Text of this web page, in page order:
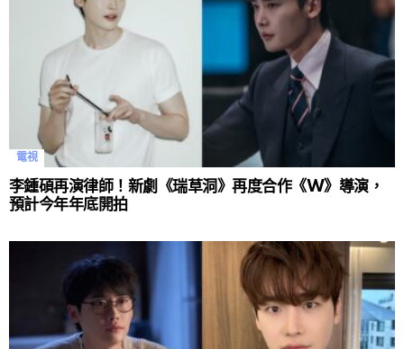
電視
李鍾碩再演律師！新劇《瑞草洞》再度合作《W》導演，
預計今年年底開拍